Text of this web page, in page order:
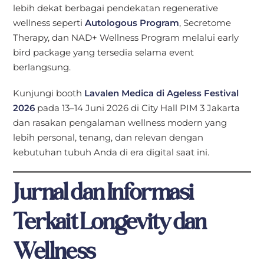
lebih dekat berbagai pendekatan regenerative
wellness sepertiAutologous Program, Secretome
Therapy, dan NAD+ Wellness Program melalui early
bird package yang tersedia selama event
berlangsung.
Kunjungi booth Lavalen Medica di Ageless Festival
2026 pada 13–14 Juni 2026 di City Hall PIM 3 Jakarta
dan rasakan pengalaman wellness modern yang
lebih personal, tenang, dan relevan dengan
kebutuhan tubuh Anda di era digital saat ini.
Jurnal dan Informasi
Terkait Longevity dan
Wellness